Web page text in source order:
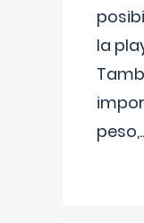
la
peso,